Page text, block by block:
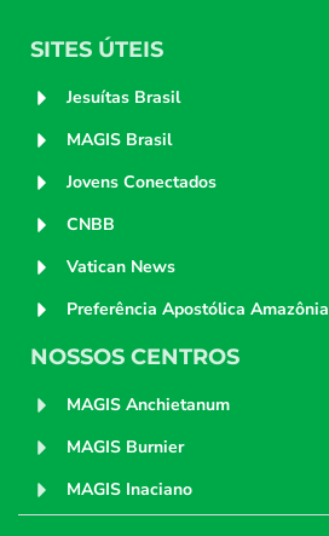
SITES ÚTEIS
Jesuítas Brasil
MAGIS Brasil
Jovens Conectados
CNBB
Vatican News
Preferência Apostólica Amazônia
NOSSOS CENTROS
MAGIS Anchietanum
MAGIS Burnier
MAGIS Inaciano